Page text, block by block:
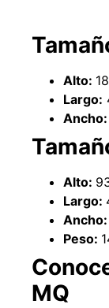
Alto:
Largo:
Ancho:
Alto:
Largo:
Ancho:
Peso:
MQ